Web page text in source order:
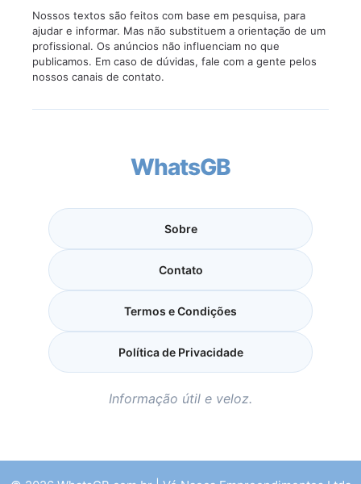
Nossos textos são feitos com base em pesquisa, para
ajudar e informar. Mas não substituem a orientação de um
profissional. Os anúncios não influenciam no que
publicamos. Em caso de dúvidas, fale com a gente pelos
nossos canais de contato.
WhatsGB
Sobre
Contato
Termos e Condições
Política de Privacidade
Informação útil e veloz.